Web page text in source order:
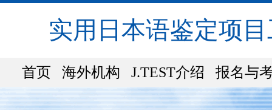
实用日本语鉴定项
首页 海外机构 J.TEST介绍
报名与
近期参加考试企业名单
各地考试站